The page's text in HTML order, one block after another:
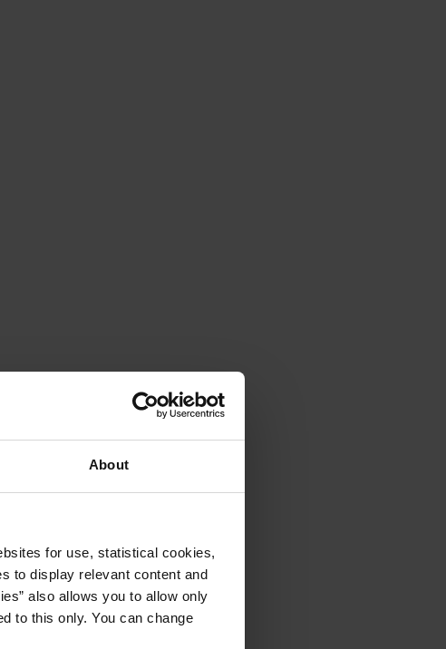
About
for use, statistical cookies,
to display relevant content and
also allows you to allow only
to this only. You can change